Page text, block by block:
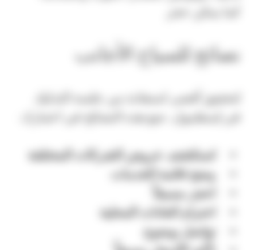
نصائح للسياح الأجانب
لتحقيق أقصى استفادة من جلسة التدليك
في إسطنبول، ضع هذه النصائح في اعتبارك:
استكشف عروض الشركات المختلفة
وضح قائمة الخدمات
احجز مسبقاً
احترام العادات المحلية
تواصل بوضوح